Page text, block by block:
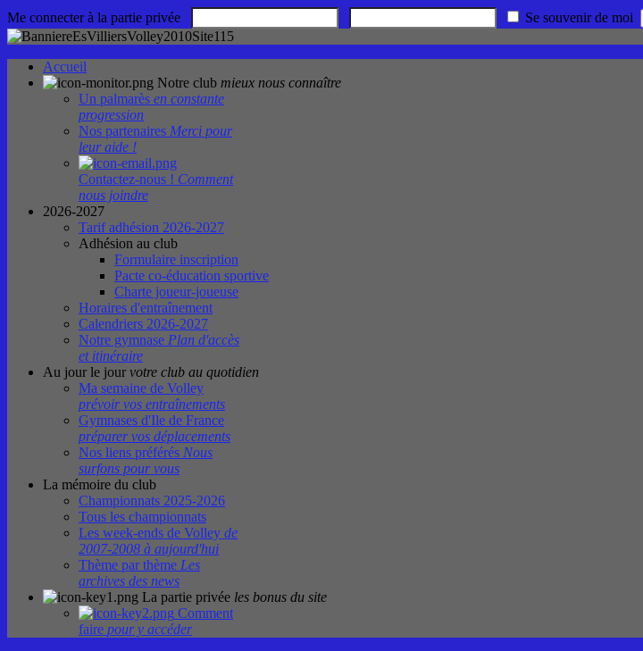
Me connecter à la partie privée Se souvenir de moi
Accueil
Notre club mieux nous connaître
Un palmarès en constante
progression
Nos partenaires Merci pour
leur aide !
Contactez-nous ! Comment
nous joindre
2026-2027
Tarif adhésion 2026-2027
Adhésion au club
Formulaire inscription
Pacte co-éducation sportive
Charte joueur-joueuse
Horaires d'entraînement
Calendriers 2026-2027
Notre gymnase Plan d'accès
et itinéraire
Au jour le jour votre club au quotidien
Ma semaine de Volley
prévoir vos entraînements
Gymnases d'Ile de France
préparer vos déplacements
Nos liens préférés Nous
surfons pour vous
La mémoire du club
Championnats 2025-2026
Tous les championnats
Les week-ends de Volley de
2007-2008 à aujourd'hui
Thème par thème Les
archives des news
La partie privée les bonus du site
Comment
faire pour y accéder